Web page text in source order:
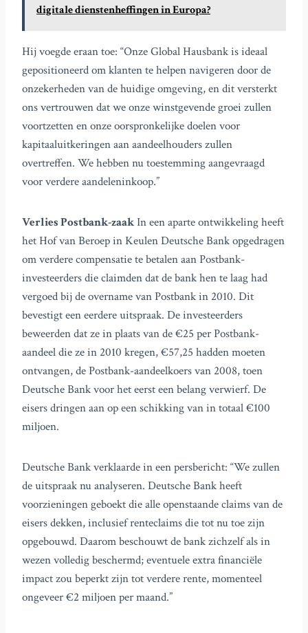
digitale dienstenheffingen in Europa?
Hij voegde eraan toe: “Onze Global Hausbank is ideaal
gepositioneerd om klanten te helpen navigeren door de
onzekerheden van de huidige omgeving, en dit versterkt
ons vertrouwen dat we onze winstgevende groei zullen
voortzetten en onze oorspronkelijke doelen voor
kapitaaluitkeringen aan aandeelhouders zullen
overtreffen. We hebben nu toestemming aangevraagd
voor verdere aandeleninkoop.”
Verlies Postbank-zaakIn een aparte ontwikkeling heeft
het Hof van Beroep in Keulen Deutsche Bank opgedragen
om verdere compensatie te betalen aan Postbank-
investeerders die claimden dat de bank hen te laag had
vergoed bij de overname van Postbank in 2010. Dit
bevestigt een eerdere uitspraak. De investeerders
beweerden dat ze in plaats van de €25 per Postbank-
aandeel die ze in 2010 kregen, €57,25 hadden moeten
ontvangen, de Postbank-aandeelkoers van 2008, toen
Deutsche Bank voor het eerst een belang verwierf. De
eisers dringen aan op een schikking van in totaal €100
miljoen.
Deutsche Bank verklaarde in een persbericht: “We zullen
de uitspraak nu analyseren. Deutsche Bank heeft
voorzieningen geboekt die alle openstaande claims van de
eisers dekken, inclusief renteclaims die tot nu toe zijn
opgebouwd. Daarom beschouwt de bank zichzelf als in
wezen volledig beschermd; eventuele extra financiële
impact zou beperkt zijn tot verdere rente, momenteel
ongeveer €2 miljoen per maand.”